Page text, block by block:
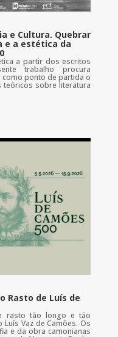
e Cultura. Quebrar
e a estética da
a partir dos escritos
trabalho procura
ponto de partida o
sobre literatura
Rasto de Luís de
rasto tão longo e tão
Vaz de Camões. Os
e da obra camonianas